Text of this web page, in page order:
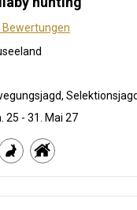
Bewertungen
25 - 31. Mai 27